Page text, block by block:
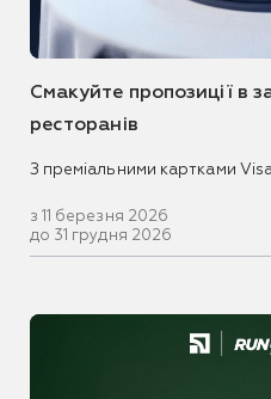
Смакуйте пропозиції в
ресторанів
З преміальними картками
з 11 березня 2026
до 31 грудня 2026